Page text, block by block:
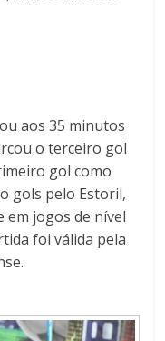
aos 35 minutos
o terceiro gol
gol como
gols pelo Estoril,
em jogos de nível
foi válida pela